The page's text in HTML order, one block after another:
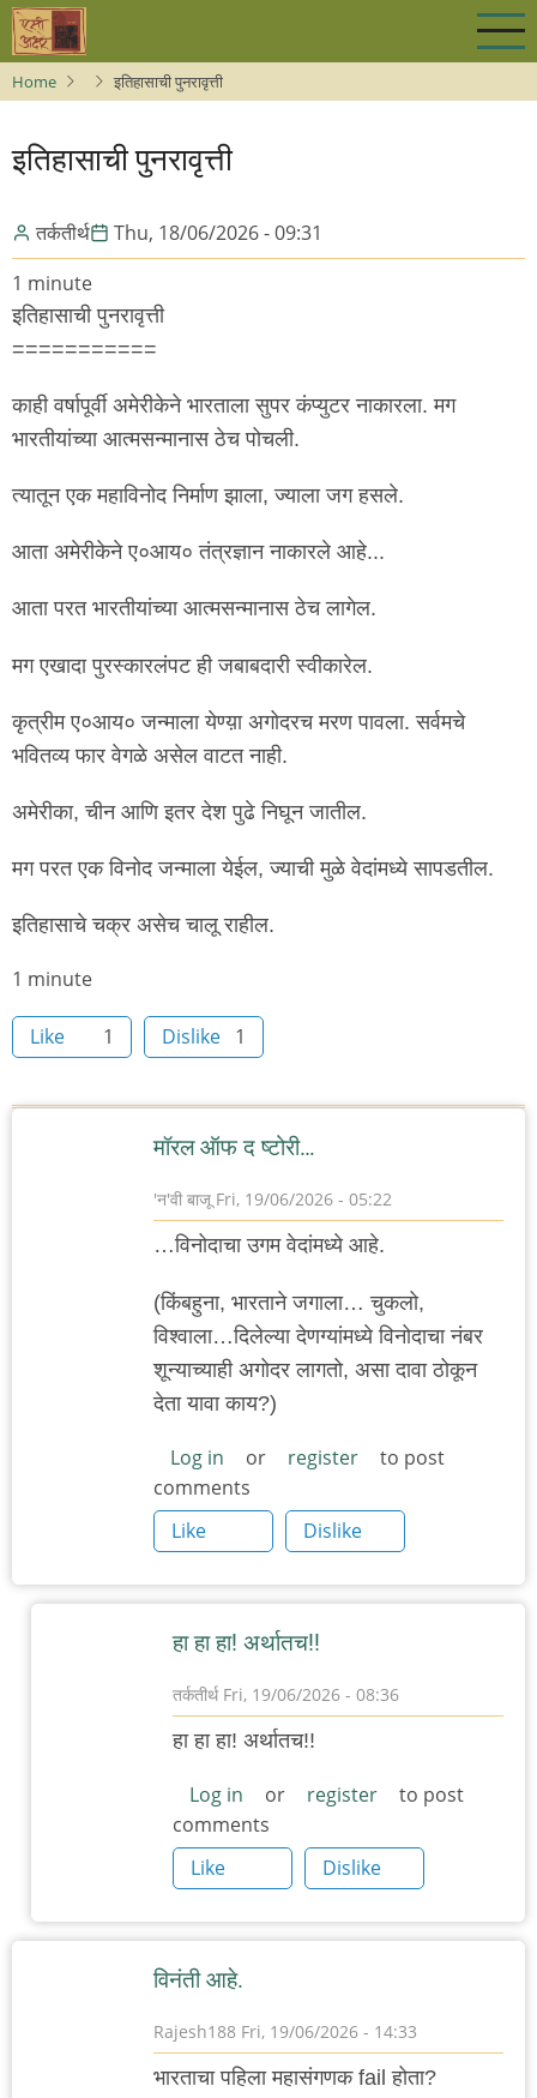
Skip
main
content
Home इतिहासाची पुनरावृत्ती
इतिहासाची पुनरावृत्ती
तर्कतीर्थ
Thu, 18/06/2026 - 09:31
1 minute
इतिहासाची पुनरावृत्ती
===========
काही वर्षापूर्वी अमेरीकेने भारताला सुपर कंप्युटर नाकारला. मग
भारतीयांच्या आत्मसन्मानास ठेच पोचली.
त्यातून एक महाविनोद निर्माण झाला, ज्याला जग हसले.
आता अमेरीकेने ए०आय० तंत्रज्ञान नाकारले आहे...
आता परत भारतीयांच्या आत्मसन्मानास ठेच लागेल.
मग एखादा पुरस्कारलंपट ही जबाबदारी स्वीकारेल.
कृत्रीम ए०आय० जन्माला येण्य़ा अगोदरच मरण पावला. सर्वमचे
भवितव्य फार वेगळे असेल वाटत नाही.
अमेरीका, चीन आणि इतर देश पुढे निघून जातील.
मग परत एक विनोद जन्माला येईल, ज्याची मुळे वेदांमध्ये सापडतील.
इतिहासाचे चक्र असेच चालू राहील.
Node
read
time
1 minute
Like 1 Dislike 1
मॉरल ऑफ द ष्टोरी…
'न'वी बाजूFri, 19/06/2026 - 05:22
…विनोदाचा उगम वेदांमध्ये आहे.
(किंबहुना, भारताने जगाला… चुकलो,
विश्वाला…दिलेल्या देणग्यांमध्ये विनोदाचा नंबर
शून्याच्याही अगोदर लागतो, असा दावा ठोकून
देता यावा काय?)
Log in or register
to post
comments
Like
Dislike
हा हा हा! अर्थातच!!
तर्कतीर्थFri, 19/06/2026 - 08:36
In
reply
मॉरल
ऑफ
द
ष्टोरी…
'न'वी
बाजू
हा हा हा! अर्थातच!!
Log in or register
to post
comments
Like
Dislike
विनंती आहे.
Rajesh188 Fri, 19/06/2026 - 14:33
भारताचा पहिला महासंगणक fail होता?